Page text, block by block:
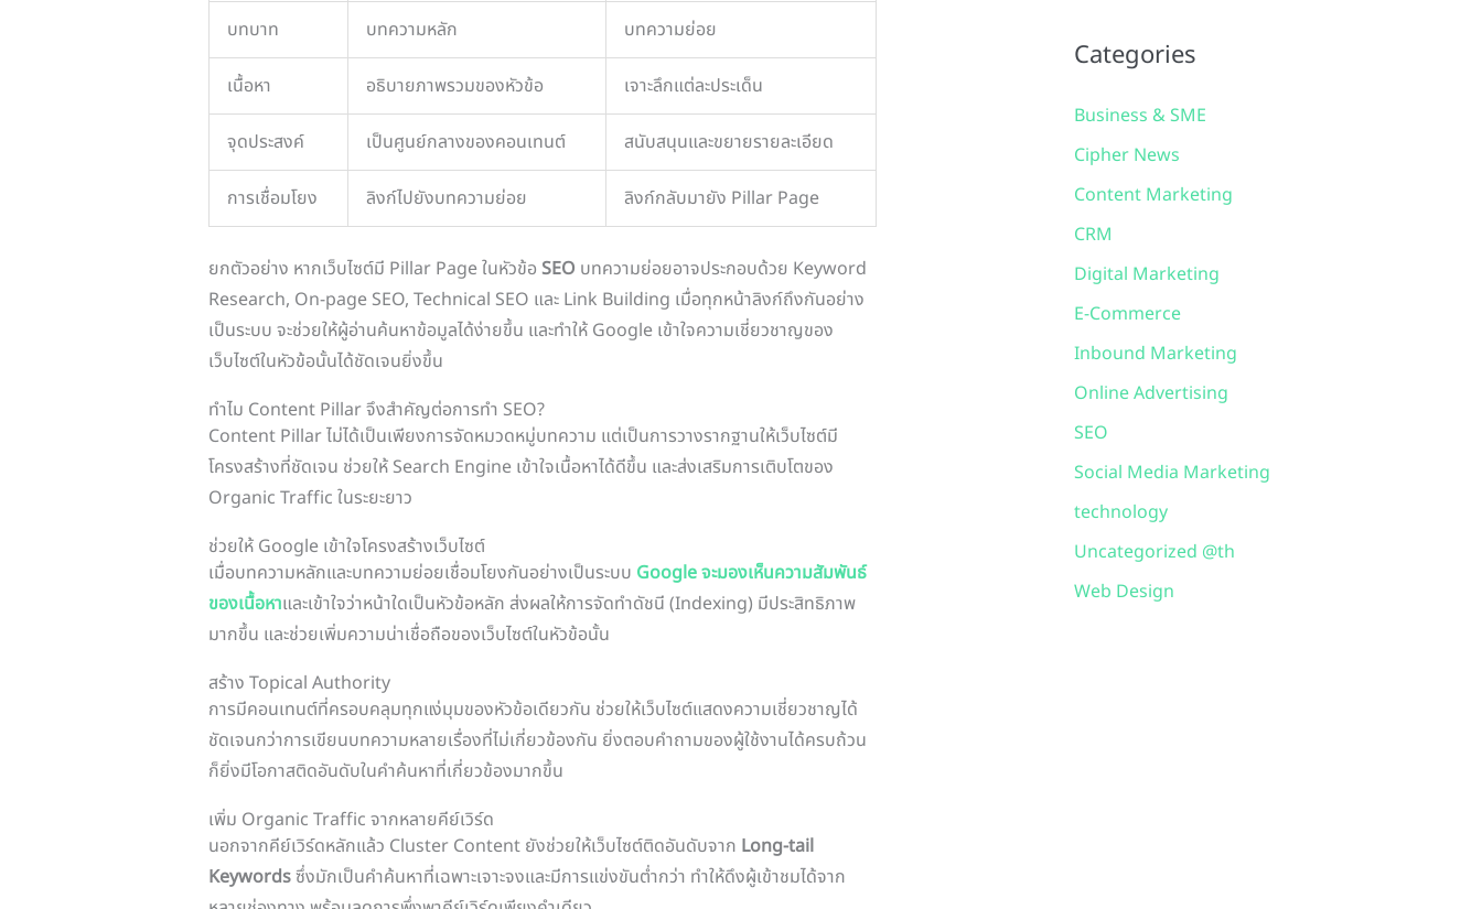
บทบาท บทความหลัก บทความย่อย
เนื้อหา อธิบายภาพรวมของหัวข้อ เจาะลึกแต่ละประเด็น
จุดประสงค์ เป็นศูนย์กลางของคอนเทนต์ สนับสนุนและขยายรายละเอียด
การเชื่อมโยง ลิงก์ไปยังบทความย่อย ลิงก์กลับมายัง Pillar Page
ยกตัวอย่าง หากเว็บไซต์มี Pillar Page ในหัวข้อ SEO บทความย่อยอาจประกอบด้วย Keyword
Research, On-page SEO, Technical SEO และ Link Building เมื่อทุกหน้าลิงก์ถึงกันอย่าง
เป็นระบบ จะช่วยให้ผู้อ่านค้นหาข้อมูลได้ง่ายขึ้น และทำให้ Google เข้าใจความเชี่ยวชาญของ
เว็บไซต์ในหัวข้อนั้นได้ชัดเจนยิ่งขึ้น
ทำไม Content Pillar จึงสำคัญต่อการทำ SEO?
Content Pillar ไม่ได้เป็นเพียงการจัดหมวดหมู่บทความ แต่เป็นการวางรากฐานให้เว็บไซต์มี
โครงสร้างที่ชัดเจน ช่วยให้ Search Engine เข้าใจเนื้อหาได้ดีขึ้น และส่งเสริมการเติบโตของ
Organic Traffic ในระยะยาว
ช่วยให้ Google เข้าใจโครงสร้างเว็บไซต์
เมื่อบทความหลักและบทความย่อยเชื่อมโยงกันอย่างเป็นระบบ Google จะมองเห็นความสัมพันธ์
ของเนื้อหาและเข้าใจว่าหน้าใดเป็นหัวข้อหลัก ส่งผลให้การจัดทำดัชนี (Indexing) มีประสิทธิภาพ
มากขึ้น และช่วยเพิ่มความน่าเชื่อถือของเว็บไซต์ในหัวข้อนั้น
สร้าง Topical Authority
การมีคอนเทนต์ที่ครอบคลุมทุกแง่มุมของหัวข้อเดียวกัน ช่วยให้เว็บไซต์แสดงความเชี่ยวชาญได้
ชัดเจนกว่าการเขียนบทความหลายเรื่องที่ไม่เกี่ยวข้องกัน ยิ่งตอบคำถามของผู้ใช้งานได้ครบถ้วน
ก็ยิ่งมีโอกาสติดอันดับในคำค้นหาที่เกี่ยวข้องมากขึ้น
เพิ่ม Organic Traffic จากหลายคีย์เวิร์ด
นอกจากคีย์เวิร์ดหลักแล้ว Cluster Content ยังช่วยให้เว็บไซต์ติดอันดับจาก Long-tail
Keywordsซึ่งมักเป็นคำค้นหาที่เฉพาะเจาะจงและมีการแข่งขันต่ำกว่า ทำให้ดึงผู้เข้าชมได้จาก
Categories
Business & SME
Cipher News
Content Marketing
CRM
Digital Marketing
E-Commerce
Inbound Marketing
Online Advertising
SEO
Social Media Marketing
technology
Uncategorized @th
Web Design